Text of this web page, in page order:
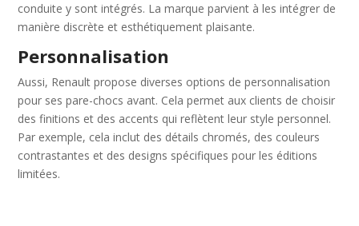
conduite y sont intégrés. La marque parvient à les intégrer de
manière discrète et esthétiquement plaisante.
Personnalisation
Aussi, Renault propose diverses options de personnalisation
pour ses pare-chocs avant. Cela permet aux clients de choisir
des finitions et des accents qui reflètent leur style personnel.
Par exemple, cela inclut des détails chromés, des couleurs
contrastantes et des designs spécifiques pour les éditions
limitées.